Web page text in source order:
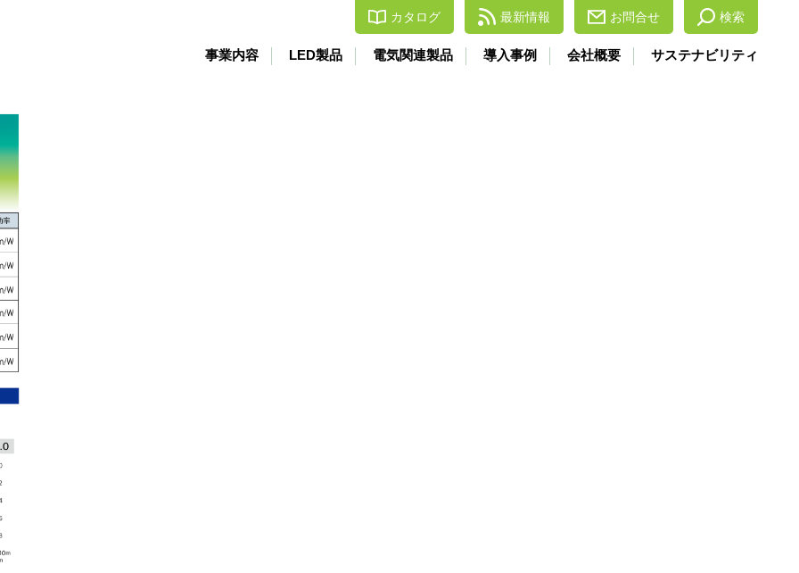
事業内容 LED製品 電気関連製品 導入事例 会社概要 サステナビリティ
カタログ 最新情報 お問合せ 検索